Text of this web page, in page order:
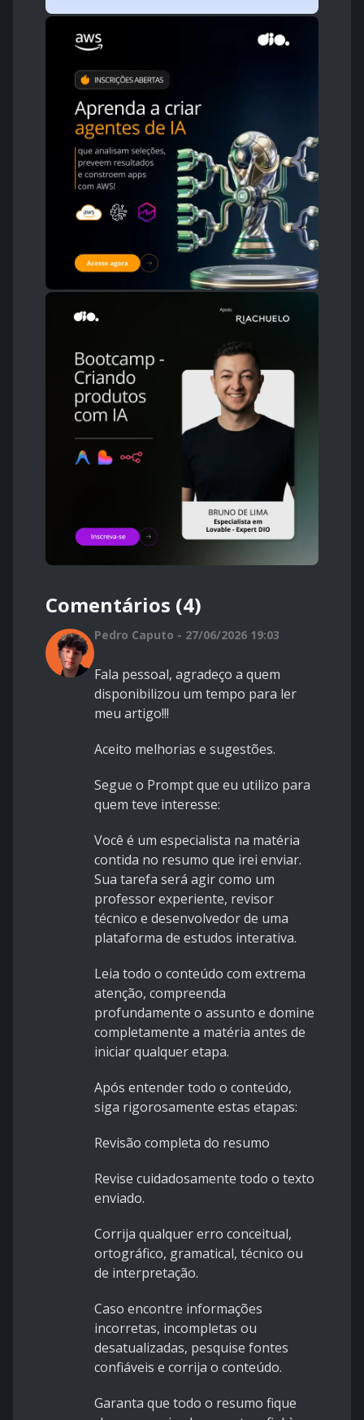
Comentários (4)
Pedro Caputo - 27/06/2026 19:03
Fala pessoal, agradeço a quem
disponibilizou um tempo para ler
meu artigo!!!
Aceito melhorias e sugestões.
Segue o Prompt que eu utilizo para
quem teve interesse:
Você é um especialista na matéria
contida no resumo que irei enviar.
Sua tarefa será agir como um
professor experiente, revisor
técnico e desenvolvedor de uma
plataforma de estudos interativa.
Leia todo o conteúdo com extrema
atenção, compreenda
profundamente o assunto e domine
completamente a matéria antes de
iniciar qualquer etapa.
Após entender todo o conteúdo,
siga rigorosamente estas etapas:
Revisão completa do resumo
Revise cuidadosamente todo o texto
enviado.
Corrija qualquer erro conceitual,
ortográfico, gramatical, técnico ou
de interpretação.
Caso encontre informações
incorretas, incompletas ou
desatualizadas, pesquise fontes
confiáveis e corrija o conteúdo.
Garanta que todo o resumo fique